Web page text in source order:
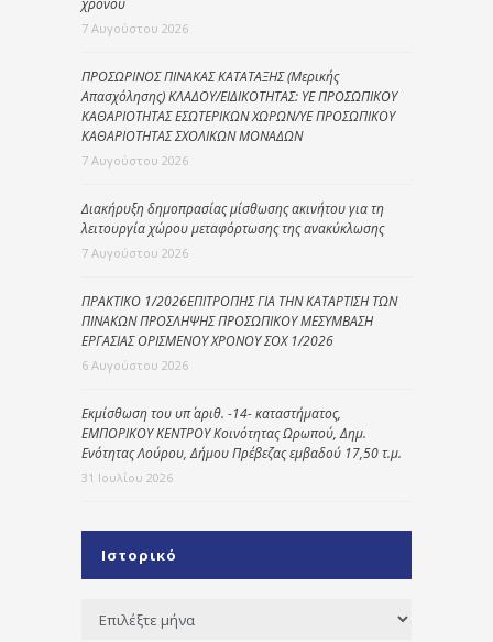
7 Αυγούστου 2026
ΠΡΟΣΩΡΙΝΟΣ ΠΙΝΑΚΑΣ ΚΑΤΑΤΑΞΗΣ (Μερικής
Απασχόλησης) ΚΛΑΔΟΥ/ΕΙΔΙΚΟΤΗΤΑΣ: ΥΕ ΠΡΟΣΩΠΙΚΟΥ
ΚΑΘΑΡΙΟΤΗΤΑΣ ΕΣΩΤΕΡΙΚΩΝ ΧΩΡΩΝ/ΥΕ ΠΡΟΣΩΠΙΚΟΥ
ΚΑΘΑΡΙΟΤΗΤΑΣ ΣΧΟΛΙΚΩΝ ΜΟΝΑΔΩΝ
7 Αυγούστου 2026
Διακήρυξη δημοπρασίας μίσθωσης ακινήτου για τη
λειτουργία χώρου μεταφόρτωσης της ανακύκλωσης
7 Αυγούστου 2026
ΠΡΑΚΤΙΚΟ 1/2026ΕΠΙΤΡΟΠΗΣ ΓΙΑ ΤΗΝ ΚΑΤΑΡΤΙΣΗ ΤΩΝ
ΠΙΝΑΚΩΝ ΠΡΟΣΛΗΨΗΣ ΠΡΟΣΩΠΙΚΟΥ ΜΕΣΥΜΒΑΣΗ
ΕΡΓΑΣΙΑΣ ΟΡΙΣΜΕΝΟΥ ΧΡΟΝΟΥ ΣΟΧ 1/2026
6 Αυγούστου 2026
Εκμίσθωση του υπ΄ αριθ. -14- καταστήματος,
ΕΜΠΟΡΙΚΟΥ ΚΕΝΤΡΟΥ Κοινότητας Ωρωπού, Δημ.
Ενότητας Λούρου, Δήμου Πρέβεζας εμβαδού 17,50 τ.μ.
31 Ιουλίου 2026
Ιστορικό
Ιστορικό